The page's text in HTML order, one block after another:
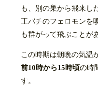
も、別の巣から飛来し
王バチのフェロモンを
も群がって飛ぶことが
この時期は朝晩の気温
前10時から15時頃の時
す。